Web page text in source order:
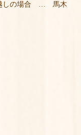
越しの場合 … 馬木